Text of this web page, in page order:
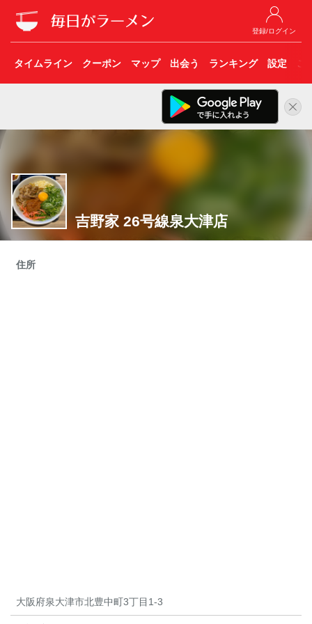
登録/ログイン
タイムライン クーポン マップ 出会う ランキング 設定 こ
吉野家 26号線泉大津店
住所
大阪府泉大津市北豊中町3丁目1-3